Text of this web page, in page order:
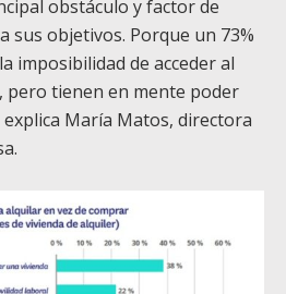
obstáculo y factor de
sus objetivos. Porque un 73%
imposibilidad de acceder al
pero tienen en mente poder
María Matos, directora